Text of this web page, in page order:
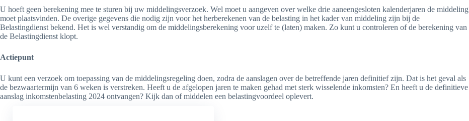
U hoeft geen berekening mee te sturen bij uw middelingsverzoek. Wel moet u aangeven over welke drie aaneengesloten kalenderjaren de middeling
moet plaatsvinden. De overige gegevens die nodig zijn voor het herberekenen van de belasting in het kader van middeling zijn bij de
Belastingdienst bekend. Het is wel verstandig om de middelingsberekening voor uzelf te (laten) maken. Zo kunt u controleren of de berekening van
de Belastingdienst klopt.
Actiepunt
U kunt een verzoek om toepassing van de middelingsregeling doen, zodra de aanslagen over de betreffende jaren definitief zijn. Dat is het geval als
de bezwaartermijn van 6 weken is verstreken. Heeft u de afgelopen jaren te maken gehad met sterk wisselende inkomsten? En heeft u de definitieve
aanslag inkomstenbelasting 2024 ontvangen? Kijk dan of middelen een belastingvoordeel oplevert.